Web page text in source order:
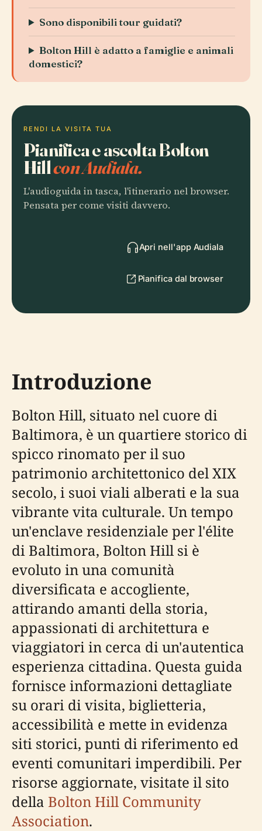
Sono disponibili tour guidati?
Bolton Hill è adatto a famiglie e animali
domestici?
RENDI LA VISITA TUA
Pianifica e ascolta Bolton
Hillcon Audiala.
L'audioguida in tasca, l'itinerario nel browser.
Pensata per come visiti davvero.
Apri nell'app Audiala
Pianifica dal browser
Introduzione
Bolton Hill, situato nel cuore di
Baltimora, è un quartiere storico di
spicco rinomato per il suo
patrimonio architettonico del XIX
secolo, i suoi viali alberati e la sua
vibrante vita culturale. Un tempo
un'enclave residenziale per l'élite
di Baltimora, Bolton Hill si è
evoluto in una comunità
diversificata e accogliente,
attirando amanti della storia,
appassionati di architettura e
viaggiatori in cerca di un'autentica
esperienza cittadina. Questa guida
fornisce informazioni dettagliate
su orari di visita, biglietteria,
accessibilità e mette in evidenza
siti storici, punti di riferimento ed
eventi comunitari imperdibili. Per
risorse aggiornate, visitate il sito
della Bolton Hill Community
Association.